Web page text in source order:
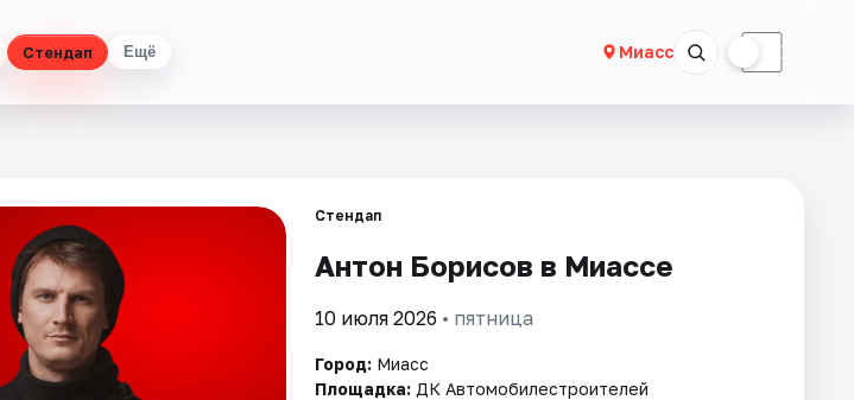
Стендап Ещё Миасс ☾
Стендап
Антон Борисов в Миассе
10 июля 2026 • пятница
Город: Миасс
Площадка: ДК Автомобилестроителей